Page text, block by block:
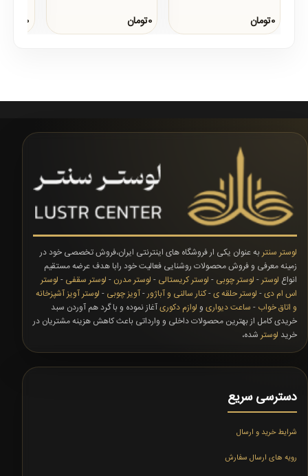
0تومان 0تومان 0تومان
لوستر سنتر به عنوان یکی ار فروشگاه های اینترنتی ایران،فروش تخصصی خود در
زمینه معرفی و فروش محصولات روشنایی فعالیت خود رابا هدف عرضه مستقیم
انواع لوستر - لوستر چوبی - لوستر کریستالی - لوستر مدرن - لوستر سقفی - لوستر
اس ام دی- لوستر حلقه ی-کنار سالنی و آباژور-آویز چوبی - لوستر آویز آشپزخانه
و اتاق خواب - ساعت دیواری و لوازم دکوریآغاز نموده و با گرد هم آوردن سبد
خریدی کامل از بهترین محصولات داخلی و وارداتی باعث کاهش هزینه مشتریان در
خرید لوستر شده،
دسترسی سریع
شرایط خرید و ارسال
رویه های ارسال سفارش